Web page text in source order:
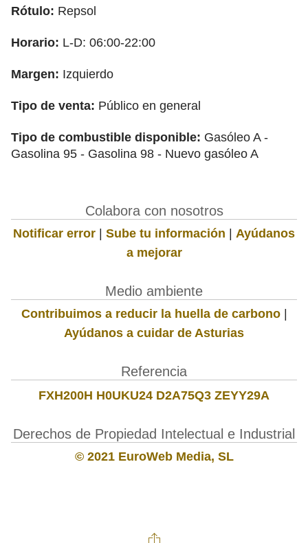
Rótulo: Repsol
Horario: L-D: 06:00-22:00
Margen: Izquierdo
Tipo de venta: Público en general
Tipo de combustible disponible: Gasóleo A -
Gasolina 95 - Gasolina 98 - Nuevo gasóleo A
Colabora con nosotros
Notificar error | Sube tu información | Ayúdanos
a mejorar
Medio ambiente
Contribuimos a reducir la huella de carbono|
Ayúdanos a cuidar de Asturias
Referencia
FXH200H H0UKU24 D2A75Q3 ZEYY29A
Derechos de Propiedad Intelectual e Industrial
© 2021 EuroWeb Media, SL